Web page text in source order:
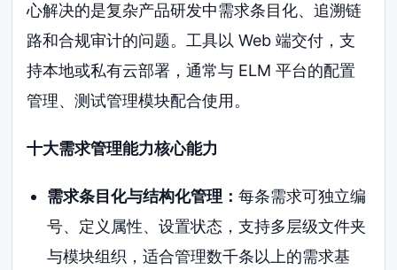
心解决的是复杂产品研发中需求条目化、追溯链
路和合规审计的问题。工具以 Web 端交付，支
持本地或私有云部署，通常与 ELM 平台的配置
管理、测试管理模块配合使用。
十大需求管理能力核心能力
需求条目化与结构化管理： 每条需求可独立编
号、定义属性、设置状态，支持多层级文件夹
与模块组织，适合管理数千条以上的需求基